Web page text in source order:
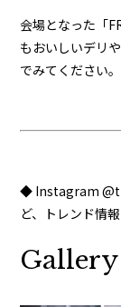
会場となった「
もおいしいデリ
でみてください。
◆ Instagram
ど、トレンド情
Gallery